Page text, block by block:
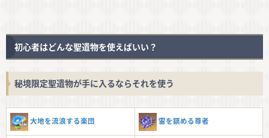
初心者はどんな聖遺物を使えばいい？
秘境限定聖遺物が手に入るならそれを使う
大地を流浪する楽団 雷を鎮める尊者